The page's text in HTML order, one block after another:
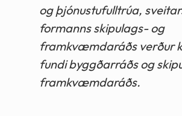
og þjónustufulltrúa,
formanns skipulags- og
framkvæmdaráðs verður
fundi byggðarráðs og
framkvæmdaráðs.